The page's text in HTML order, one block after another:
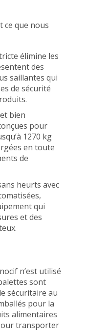
ce que nous
élimine les
des
saillantes qui
de sécurité
bien
pour
1270 kg
en toute
de
heurts avec
qui
et des
n’est utilisé
sont
sécuritaire au
pour la
alimentaires
transporter